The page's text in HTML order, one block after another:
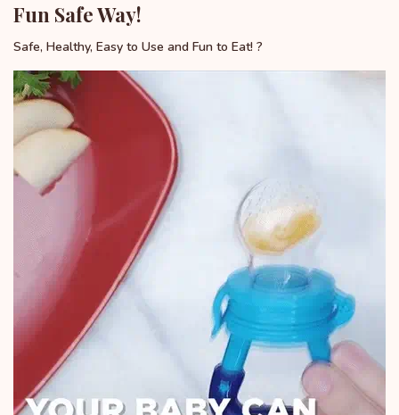
Fun Safe Way!
Safe, Healthy, Easy to Use and Fun to Eat! ?